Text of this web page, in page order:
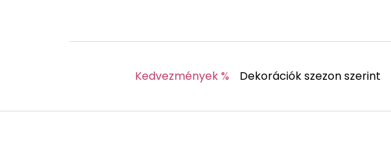
Kedvezmények % Dekorációk szezon szerint